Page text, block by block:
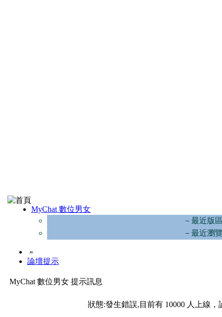
MyChat 數位男女
－最近版
－最近瀏
»
論壇提示
MyChat 數位男女 提示訊息
狀態:發生錯誤,目前有 10000 人上線